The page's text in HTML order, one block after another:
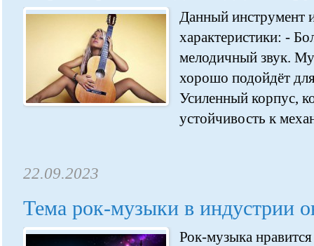
Данный инструмент
характеристики: -
мелодичный звук.
хорошо подойдёт
Усиленный корпус,
устойчивость к
22.09.2023
Тема рок-музыки в индустрии
Рок-музыка